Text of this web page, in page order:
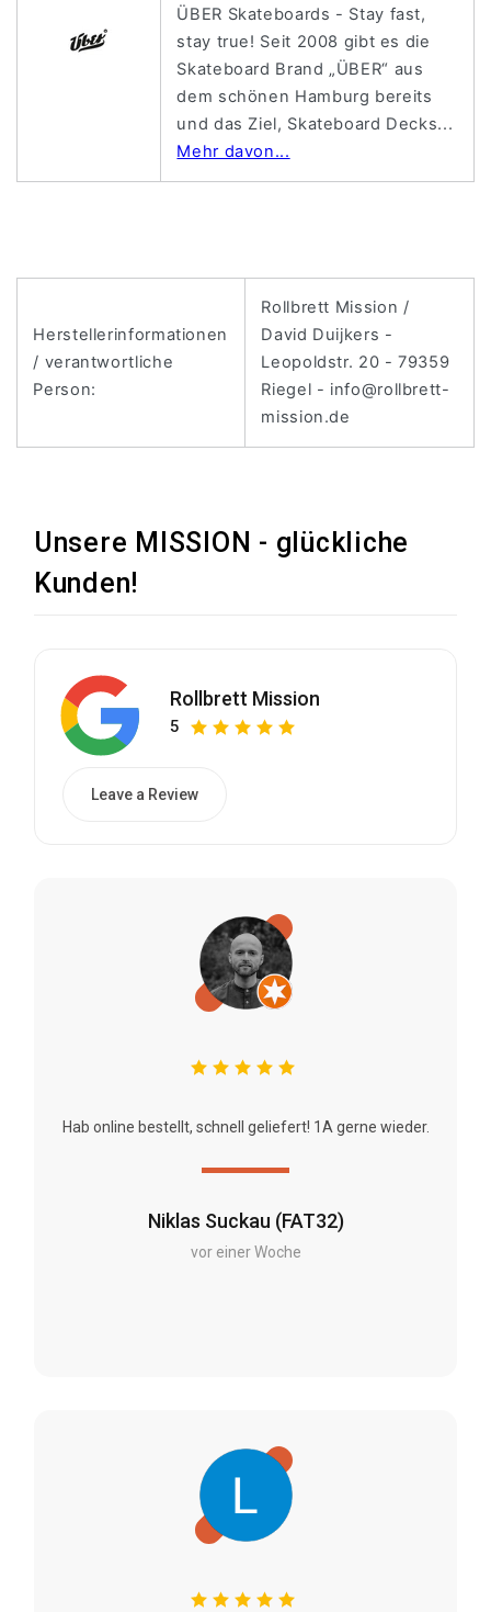
ÜBER Skateboards - Stay fast,
stay true! Seit 2008 gibt es die
Skateboard Brand „ÜBER“ aus
dem schönen Hamburg bereits
und das Ziel, Skateboard Decks...
Mehr davon...
Herstellerinformationen
/ verantwortliche
Person:
Rollbrett Mission /
David Duijkers -
Leopoldstr. 20 - 79359
Riegel - info@rollbrett-
mission.de
Unsere MISSION - glückliche
Kunden!
Rollbrett Mission
5
Leave a Review
Niklas Suckau (FAT32)
vor einer Woche
Hab online bestellt, schnell geliefert! 1A gerne wieder.